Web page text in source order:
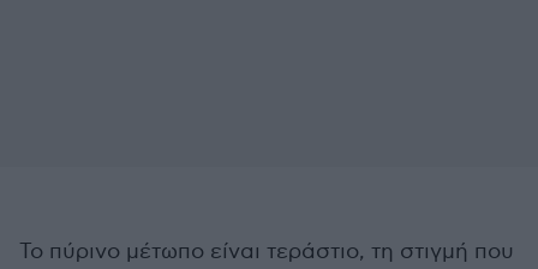
Το πύρινο μέτωπο είναι τεράστιο, τη στιγμή που